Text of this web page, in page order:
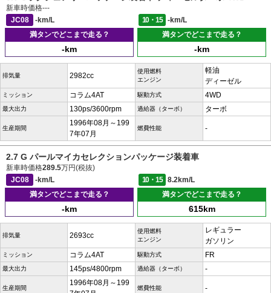
新車時価格---
JC08
-km/L 10・15
-km/L
満タンでどこまで走る？
-km
満タンでどこまで走る？
-km
排気量 2982cc
使用燃料
エンジン
軽油
ディーゼル
ミッション コラム4AT 駆動方式 4WD
最大出力 130ps/3600rpm 過給器（ターボ） ターボ
生産期間
1996年08月～199
7年07月
燃費性能 -
2.7 G パールマイカセレクションパッケージ装着車
新車時価格289.5万円(税抜)
JC08
-km/L 10・15
8.2km/L
満タンでどこまで走る？
-km
満タンでどこまで走る？
615km
排気量 2693cc
使用燃料
エンジン
レギュラー
ガソリン
ミッション コラム4AT 駆動方式 FR
最大出力 145ps/4800rpm 過給器（ターボ） -
生産期間
1996年08月～199
燃費性能 -